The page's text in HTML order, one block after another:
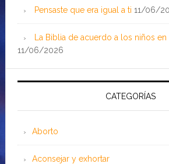
Pensaste que era igual a ti 11/06/
La Biblia de acuerdo a los niños
11/06/2026
CATEGORÍAS
Aborto
Aconsejar y exhortar